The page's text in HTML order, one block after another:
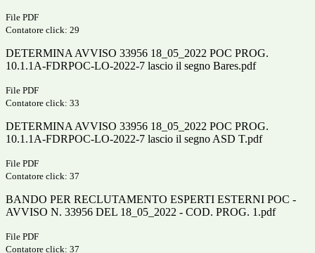
File PDF
Contatore click: 29
DETERMINA AVVISO 33956 18_05_2022 POC PROG.
10.1.1A-FDRPOC-LO-2022-7 lascio il segno Bares.pdf
File PDF
Contatore click: 33
DETERMINA AVVISO 33956 18_05_2022 POC PROG.
10.1.1A-FDRPOC-LO-2022-7 lascio il segno ASD T.pdf
File PDF
Contatore click: 37
BANDO PER RECLUTAMENTO ESPERTI ESTERNI POC -
AVVISO N. 33956 DEL 18_05_2022 - COD. PROG. 1.pdf
File PDF
Contatore click: 37